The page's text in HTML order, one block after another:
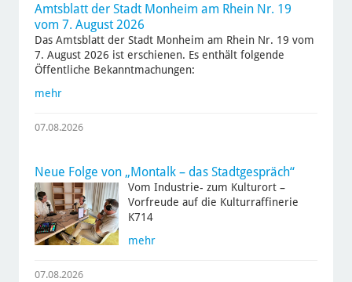
Amtsblatt der Stadt Monheim am Rhein Nr. 19
vom 7. August 2026
Das Amtsblatt der Stadt Monheim am Rhein Nr. 19 vom
7. August 2026 ist erschienen. Es enthält folgende
Öffentliche Bekanntmachungen:
mehr
07.08.2026
Neue Folge von „Montalk – das Stadtgespräch“
Vom Industrie- zum Kulturort –
Vorfreude auf die Kulturraffinerie
K714
mehr
07.08.2026